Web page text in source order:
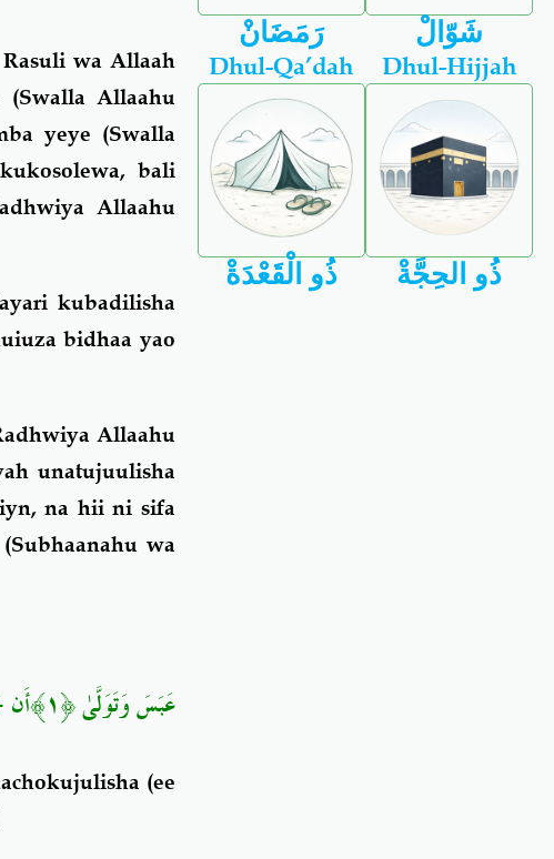
wa Allaah
(Swalla Allaahu
yeye (Swalla
bali
Allaahu
kubadilisha
bidhaa yao
Allaahu
unatujuulisha
na hii ni sifa
wa
عَبَسَ وَتَوَلَّىٰ ﴿١﴾أَن جَاءَهُ الْأَعْمَىٰ ﴿٢﴾وَمَا يُدْرِيكَ لَعَلَّهُ يَزَّكَّىٰ ﴿٣﴾
(ee
رَمَضَانْ شَوّالْ
Dhul-Qa’dah
ذُو الْقَعْدَةْ
Dhul-Hijjah
ذُو الحِجَّةْ